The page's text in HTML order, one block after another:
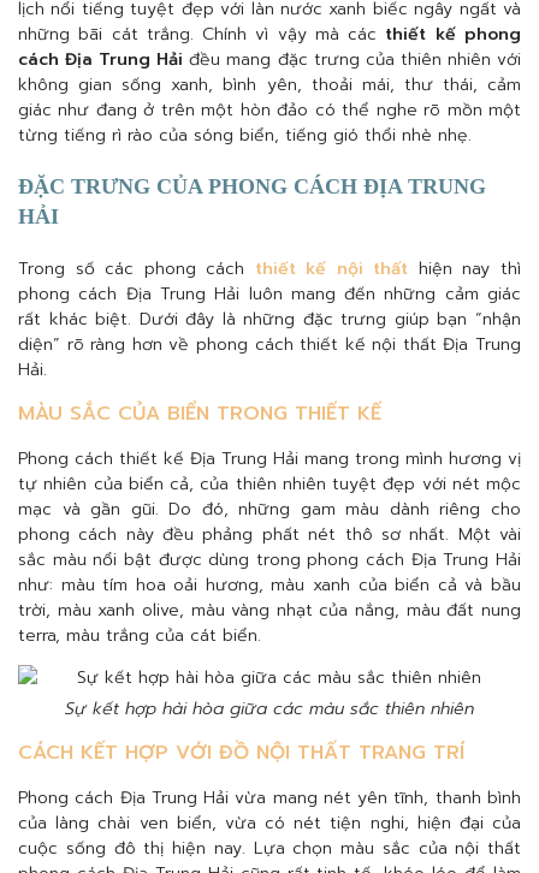
lịch nổi tiếng tuyệt đẹp với làn nước xanh biếc ngây ngất và
những bãi cát trắng. Chính vì vậy mà các thiết kế phong
cách Địa Trung Hải đều mang đặc trưng của thiên nhiên với
không gian sống xanh, bình yên, thoải mái, thư thái, cảm
giác như đang ở trên một hòn đảo có thể nghe rõ mồn một
từng tiếng rì rào của sóng biển, tiếng gió thổi nhè nhẹ.
ĐẶC TRƯNG CỦA PHONG CÁCH ĐỊA TRUNG
HẢI
Trong số các phong cách thiết kế nội thất hiện nay thì
phong cách Địa Trung Hải luôn mang đến những cảm giác
rất khác biệt. Dưới đây là những đặc trưng giúp bạn “nhận
diện” rõ ràng hơn về phong cách thiết kế nội thất Địa Trung
Hải.
MÀU SẮC CỦA BIỂN TRONG THIẾT KẾ
Phong cách thiết kế Địa Trung Hải mang trong mình hương vị
tự nhiên của biển cả, của thiên nhiên tuyệt đẹp với nét mộc
mạc và gần gũi. Do đó, những gam màu dành riêng cho
phong cách này đều phảng phất nét thô sơ nhất. Một vài
sắc màu nổi bật được dùng trong phong cách Địa Trung Hải
như: màu tím hoa oải hương, màu xanh của biển cả và bầu
trời, màu xanh olive, màu vàng nhạt của nắng, màu đất nung
terra, màu trắng của cát biển.
Sự kết hợp hài hòa giữa các màu sắc thiên nhiên
CÁCH KẾT HỢP VỚI ĐỒ NỘI THẤT TRANG TRÍ
Phong cách Địa Trung Hải vừa mang nét yên tĩnh, thanh bình
của làng chài ven biển, vừa có nét tiện nghi, hiện đại của
cuộc sống đô thị hiện nay. Lựa chọn màu sắc của nội thất